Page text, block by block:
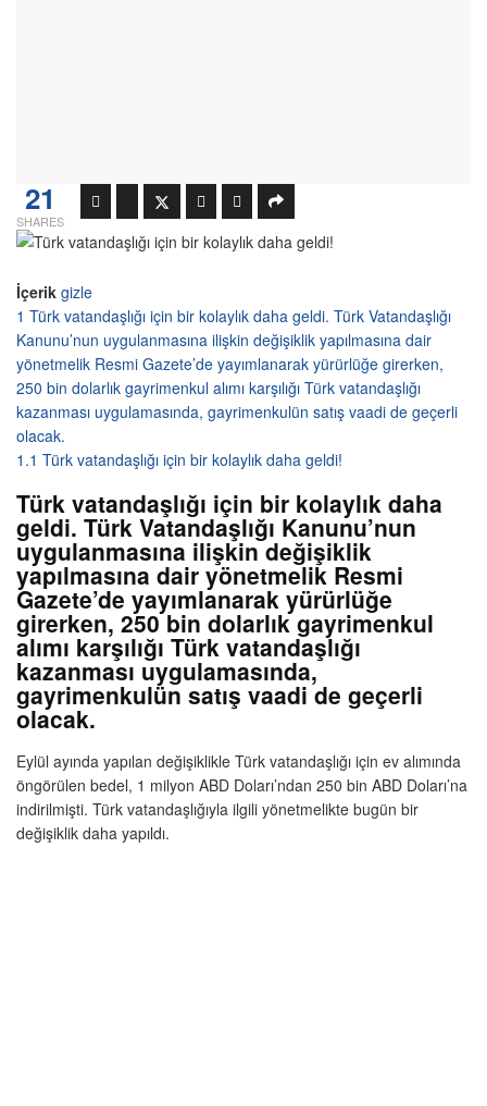
21
SHARES
İçerik gizle
1 Türk vatandaşlığı için bir kolaylık daha geldi. Türk Vatandaşlığı
Kanunu’nun uygulanmasına ilişkin değişiklik yapılmasına dair
yönetmelik Resmi Gazete’de yayımlanarak yürürlüğe girerken,
250 bin dolarlık gayrimenkul alımı karşılığı Türk vatandaşlığı
kazanması uygulamasında, gayrimenkulün satış vaadi de geçerli
olacak.
1.1 Türk vatandaşlığı için bir kolaylık daha geldi!
Türk vatandaşlığı için bir kolaylık daha
geldi. Türk Vatandaşlığı Kanunu’nun
uygulanmasına ilişkin değişiklik
yapılmasına dair yönetmelik Resmi
Gazete’de yayımlanarak yürürlüğe
girerken, 250 bin dolarlık gayrimenkul
alımı karşılığı Türk vatandaşlığı
kazanması uygulamasında,
gayrimenkulün satış vaadi de geçerli
olacak.
Eylül ayında yapılan değişiklikle Türk vatandaşlığı için ev alımında
öngörülen bedel, 1 milyon ABD Doları’ndan 250 bin ABD Doları’na
indirilmişti. Türk vatandaşlığıyla ilgili yönetmelikte bugün bir
değişiklik daha yapıldı.